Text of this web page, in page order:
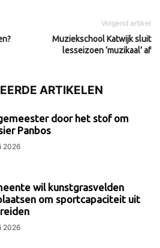
Volgend artikel
Muziekschool Katwijk sluit
lesseizoen ‘muzikaal’ af
ARTIKELEN
door het stof om
Panbos
2026
wil kunstgrasvelden
om sportcapaciteit uit
2026